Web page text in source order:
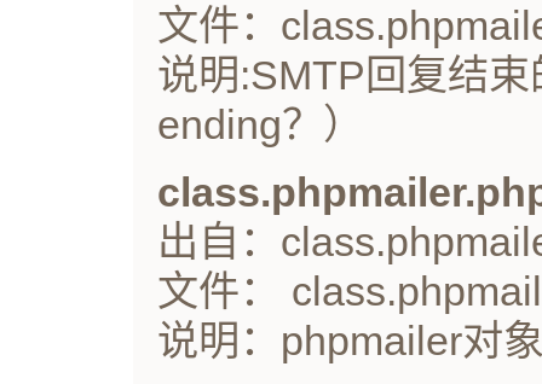
文件：
说明:SMTP回复结
ending？）
出自：
文件：
说明：phpmailer对